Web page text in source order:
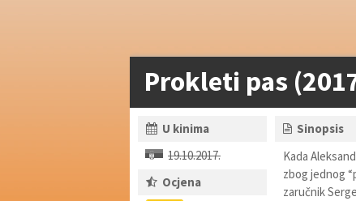
Prokleti pas
U kinima
19.10.2017.
Ocjena
Sinopsis
Kada
zbog jednog
zaručnik